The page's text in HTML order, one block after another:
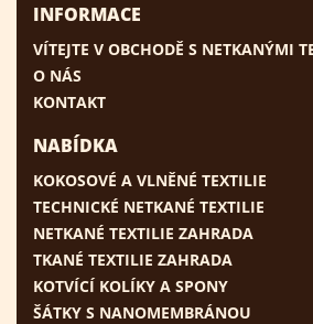
INFORMACE
VÍTEJTE V OBCHODĚ S NETKANÝMI
O NÁS
KONTAKT
NABÍDKA
KOKOSOVÉ A VLNĚNÉ TEXTILIE
TECHNICKÉ NETKANÉ TEXTILIE
NETKANÉ TEXTILIE ZAHRADA
TKANÉ TEXTILIE ZAHRADA
KOTVÍCÍ KOLÍKY A SPONY
ŠÁTKY S NANOMEMBRÁNOU